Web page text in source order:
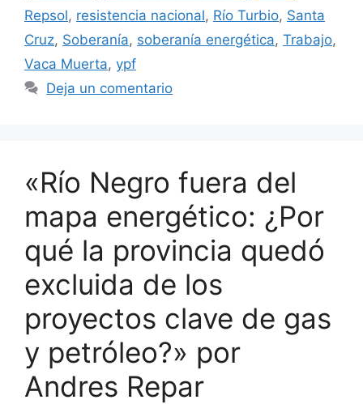
Repsol, resistencia nacional, Río Turbio, Santa
Cruz, Soberanía, soberanía energética, Trabajo,
Vaca Muerta, ypf
Deja un comentario
«Río Negro fuera del
mapa energético: ¿Por
qué la provincia quedó
excluida de los
proyectos clave de gas
y petróleo?» por
Andres Repar